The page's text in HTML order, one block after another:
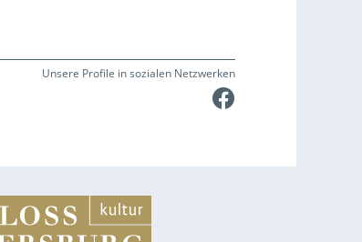
Unsere Profile in sozialen Netzwerken